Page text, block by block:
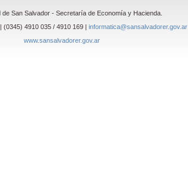
de San Salvador - Secretaría de Economía y Hacienda.
(0345) 4910 035 / 4910 169 | informatica@sansalvadorer.gov.ar
www.sansalvadorer.gov.ar